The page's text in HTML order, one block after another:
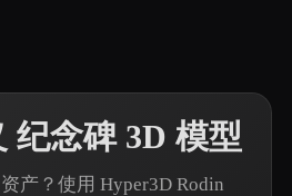
纪念碑 3D 模型
产？使用 Hyper3D Rodin